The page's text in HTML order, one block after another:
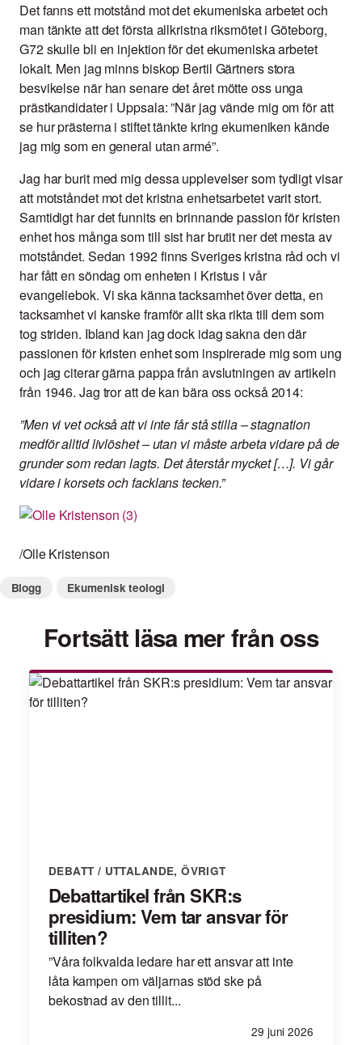
Det fanns ett motstånd mot det ekumeniska arbetet och
man tänkte att det första allkristna riksmötet i Göteborg,
G72 skulle bli en injektion för det ekumeniska arbetet
lokalt. Men jag minns biskop Bertil Gärtners stora
besvikelse när han senare det året mötte oss unga
prästkandidater i Uppsala: ”När jag vände mig om för att
se hur prästerna i stiftet tänkte kring ekumeniken kände
jag mig som en general utan armé”.
Jag har burit med mig dessa upplevelser som tydligt visar
att motståndet mot det kristna enhetsarbetet varit stort.
Samtidigt har det funnits en brinnande passion för kristen
enhet hos många som till sist har brutit ner det mesta av
motståndet. Sedan 1992 finns Sveriges kristna råd och vi
har fått en söndag om enheten i Kristus i vår
evangeliebok. Vi ska känna tacksamhet över detta, en
tacksamhet vi kanske framför allt ska rikta till dem som
tog striden. Ibland kan jag dock idag sakna den där
passionen för kristen enhet som inspirerade mig som ung
och jag citerar gärna pappa från avslutningen av artikeln
från 1946. Jag tror att de kan bära oss också 2014:
”Men vi vet också att vi inte får stå stilla – stagnation
medför alltid livlöshet – utan vi måste arbeta vidare på de
grunder som redan lagts. Det återstår mycket […]. Vi går
vidare i korsets och facklans tecken.”
/Olle Kristenson
Blogg Ekumenisk teologi
Fortsätt läsa mer från oss
DEBATT / UTTALANDE,ÖVRIGT
Debattartikel från SKR:s
presidium: Vem tar ansvar för
tilliten?
29 juni 2026
”Våra folkvalda ledare har ett ansvar att inte
låta kampen om väljarnas stöd ske på
bekostnad av den tillit...